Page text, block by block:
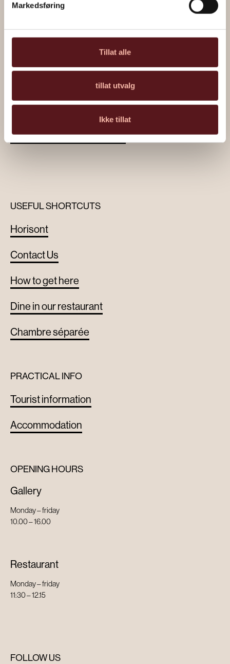
Markedsføring
Tillat alle
tillat utvalg
Ikke tillat
USEFUL SHORTCUTS
Horisont
Contact Us
How to get here
Dine in our restaurant
Chambre séparée
PRACTICAL INFO
Tourist information
Accommodation
OPENING HOURS
Gallery
Monday – friday
10.00 – 16.00
Restaurant
Monday – friday
11:30 – 12.15
FOLLOW US